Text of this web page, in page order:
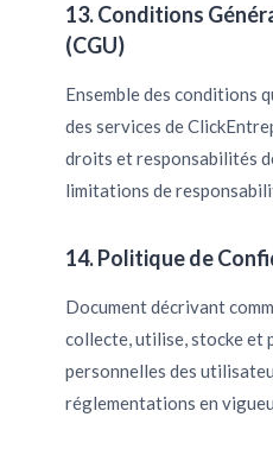
13. Conditions
(CGU)
Ensemble des conditions
des services de
droits et responsabilités
limitations de
14. Politique de
Document décrivant
collecte, utilise, stocke et
personnelles des
réglementations en